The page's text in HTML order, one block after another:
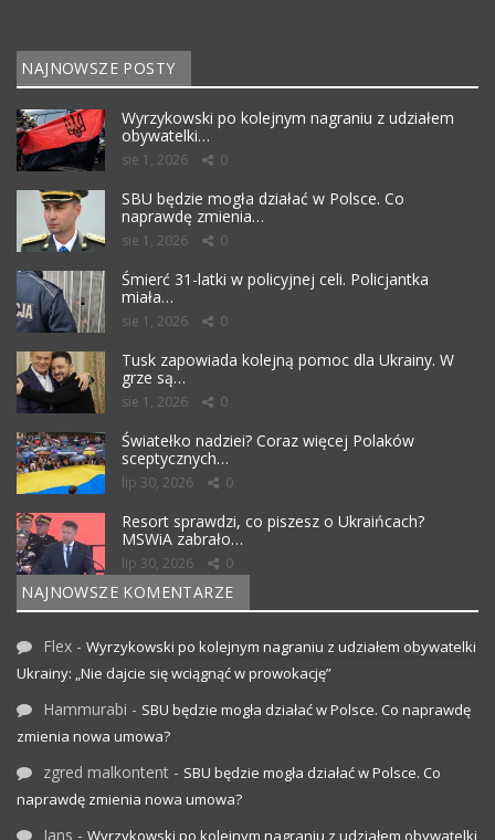
NAJNOWSZE POSTY
Wyrzykowski po kolejnym nagraniu z udziałem
obywatelki…
sie 1, 2026 0
SBU będzie mogła działać w Polsce. Co
naprawdę zmienia…
sie 1, 2026 0
Śmierć 31-latki w policyjnej celi. Policjantka
miała…
sie 1, 2026 0
Tusk zapowiada kolejną pomoc dla Ukrainy. W
grze są…
sie 1, 2026 0
Światełko nadziei? Coraz więcej Polaków
sceptycznych…
lip 30, 2026 0
Resort sprawdzi, co piszesz o Ukraińcach?
MSWiA zabrało…
lip 30, 2026 0
NAJNOWSZE KOMENTARZE
Flex - Wyrzykowski po kolejnym nagraniu z udziałem obywatelki
Ukrainy: „Nie dajcie się wciągnąć w prowokację”
Hammurabi - SBU będzie mogła działać w Polsce. Co naprawdę
zmienia nowa umowa?
zgred malkontent - SBU będzie mogła działać w Polsce. Co
naprawdę zmienia nowa umowa?
Jans - Wyrzykowski po kolejnym nagraniu z udziałem obywatelki